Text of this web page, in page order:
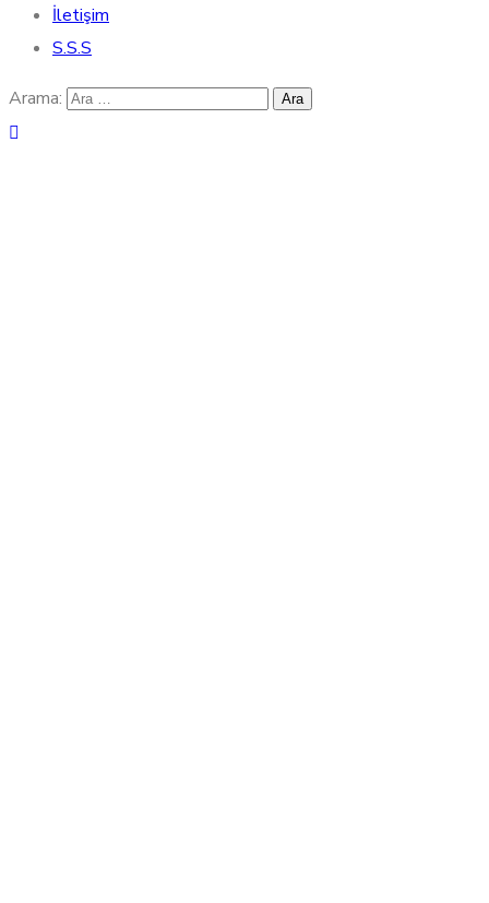
İletişim
S.S.S
Arama: